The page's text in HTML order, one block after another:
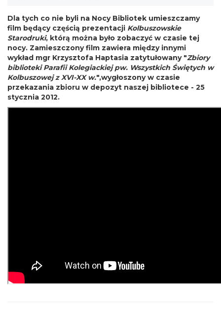
Dla tych co nie byli na Nocy Bibliotek umieszczamy
film będący częścią prezentacji Kolbuszowskie
Starodruki, którą można było zobaczyć w czasie tej
nocy. Zamieszczony film zawiera między innymi
wykład mgr Krzysztofa Haptasia zatytułowany "Zbiory
biblioteki Parafii Kolegiackiej pw. Wszystkich Świętych w
Kolbuszowej z XVI-XX w.",wygłoszony w czasie
przekazania zbioru w depozyt naszej bibliotece - 25
stycznia 2012.